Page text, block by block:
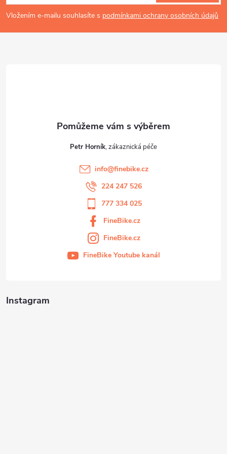
i
p
a
Vložením e-mailu souhlasíte s podmínkami ochrany osobních údajů
Instagram
Petr Horník
info@finebike.cz
224 247 526
777 334 025
FineBike.cz
FineBike.cz
FineBike Youtube kanál